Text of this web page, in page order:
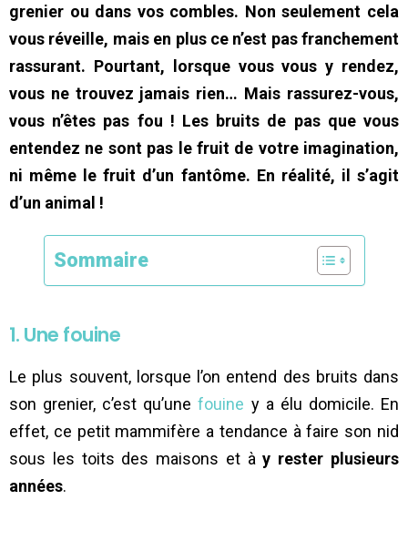
grenier ou dans vos combles. Non seulement cela
vous réveille, mais en plus ce n’est pas franchement
rassurant. Pourtant, lorsque vous vous y rendez,
vous ne trouvez jamais rien… Mais rassurez-vous,
vous n’êtes pas fou ! Les bruits de pas que vous
entendez ne sont pas le fruit de votre imagination,
ni même le fruit d’un fantôme. En réalité, il s’agit
d’un animal !
Sommaire
1. Une fouine
Le plus souvent, lorsque l’on entend des bruits dans
son grenier, c’est qu’unefouine y a élu domicile. En
effet, ce petit mammifère a tendance à faire son nid
sous les toits des maisons et ày rester plusieurs
années.